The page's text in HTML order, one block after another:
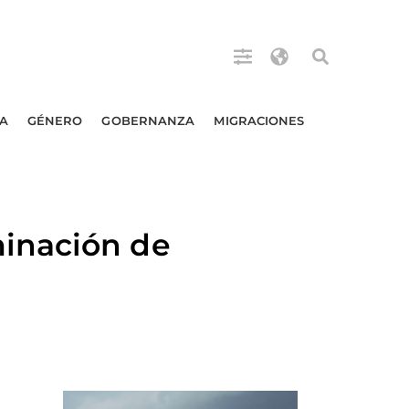
GÉNERO GOBERNANZA MIGRACIONES
de